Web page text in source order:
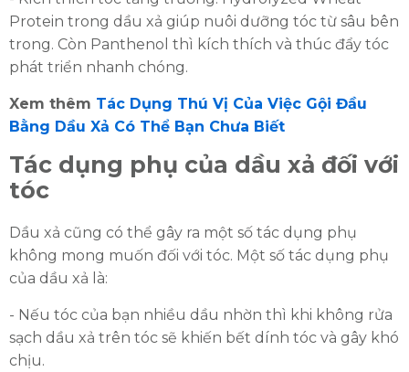
Protein trong dầu xả giúp nuôi dưỡng tóc từ sâu bên
trong. Còn Panthenol thì kích thích và thúc đẩy tóc
phát triển nhanh chóng.
Xem thêm Tác Dụng Thú Vị Của Việc Gội Đầu
Bằng Dầu Xả Có Thể Bạn Chưa Biết
Tác dụng phụ của dầu xả đối với
tóc
Dầu xả cũng có thể gây ra một số tác dụng phụ
không mong muốn đối với tóc. Một số tác dụng phụ
của dầu xả là:
- Nếu tóc của bạn nhiều dầu nhờn thì khi không rửa
sạch dầu xả trên tóc sẽ khiến bết dính tóc và gây khó
chịu.